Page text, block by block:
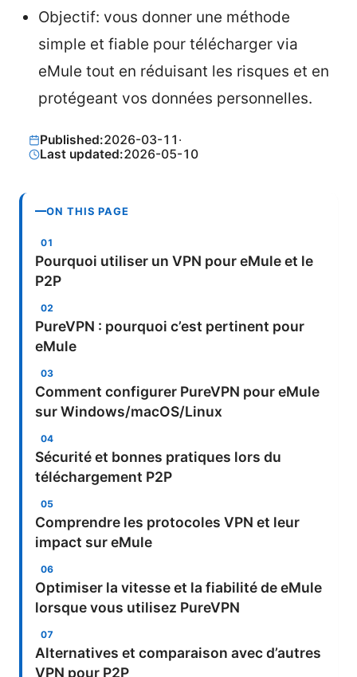
Objectif: vous donner une méthode
simple et fiable pour télécharger via
eMule tout en réduisant les risques et en
protégeant vos données personnelles.
Published:2026-03-11 ·
Last updated:2026-05-10
ON THIS PAGE
Pourquoi utiliser un VPN pour eMule et le
P2P
PureVPN : pourquoi c’est pertinent pour
eMule
Comment configurer PureVPN pour eMule
sur Windows/macOS/Linux
Sécurité et bonnes pratiques lors du
téléchargement P2P
Comprendre les protocoles VPN et leur
impact sur eMule
Optimiser la vitesse et la fiabilité de eMule
lorsque vous utilisez PureVPN
Alternatives et comparaison avec d’autres
VPN pour P2P